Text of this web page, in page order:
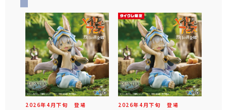
2026年4 月下旬 登場 2026年4 月下旬 登場